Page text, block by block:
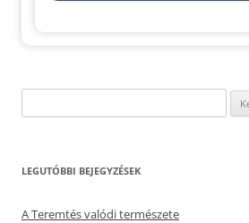
LEGUTÓBBI BEJEGYZÉSEK
A Teremtés valódi természete